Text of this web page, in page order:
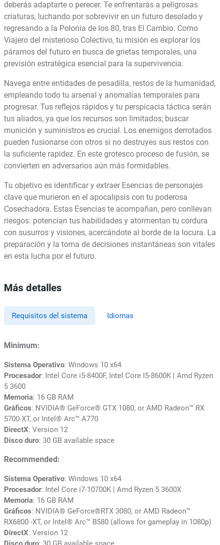
deberás adaptarte o perecer. Te enfrentarás a peligrosas
criaturas, luchando por sobrevivir en un futuro desolado y
regresando a la Polonia de los 80, tras El Cambio. Como
Viajero del misterioso Colectivo, tu misión es explorar los
páramos del futuro en busca de grietas temporales, una
previsión estratégica esencial para la supervivencia.
Navega entre entidades de pesadilla, restos de la humanidad,
empleando todo tu arsenal y anomalías temporales para
progresar. Tus reflejos rápidos y tu perspicacia táctica serán
tus aliados, ya que los recursos son limitados; buscar
munición y suministros es crucial. Los enemigos derrotados
pueden fusionarse con otros si no destruyes sus restos con
la suficiente rapidez. En este grotesco proceso de fusión, se
convierten en adversarios aún más formidables.
Tu objetivo es identificar y extraer Esencias de personajes
clave que murieron en el apocalipsis con tu poderosa
Cosechadora. Estas Esencias te acompañan, pero conllevan
riesgos: potencian tus habilidades y atormentan tu cordura
con susurros y visiones, acercándote al borde de la locura. La
preparación y la toma de decisiones instantáneas son vitales
en esta lucha por el futuro.
Más detalles
Requisitos del sistema Idiomas
Minimum:
Sistema Operativo: Windows 10 x64
Procesador: Intel Core i5-8400F, Intel Core I5-8600K | Amd Ryzen
5 3600
Memoria: 16 GB RAM
Gráficos: NVIDIA® GeForce® GTX 1080, or AMD Radeon™ RX
5700-XT, or Intel® Arc™ A770
DirectX: Version 12
Disco duro: 30 GB available space
Recommended:
Sistema Operativo: Windows 10 x64
Procesador: Intel Core i7-10700K | Amd Ryzen 5 3600X
Memoria: 16 GB RAM
Gráficos: NVIDIA® GeForce®RTX 3080, or AMD Radeon™
RX6800 -XT, or Intel® Arc™ B580 (allows for gameplay in 1080p)
DirectX: Version 12